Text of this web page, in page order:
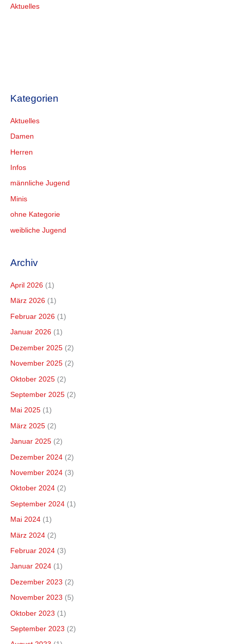
Kategorien
Aktuelles
Damen
Herren
Infos
männliche Jugend
Minis
ohne Kategorie
weibliche Jugend
Archiv
April 2026 (1)
März 2026 (1)
Februar 2026 (1)
Januar 2026 (1)
Dezember 2025 (2)
November 2025 (2)
Oktober 2025 (2)
September 2025 (2)
Mai 2025 (1)
März 2025 (2)
Januar 2025 (2)
Dezember 2024 (2)
November 2024 (3)
Oktober 2024 (2)
September 2024 (1)
Mai 2024 (1)
März 2024 (2)
Februar 2024 (3)
Januar 2024 (1)
Dezember 2023 (2)
November 2023 (5)
Oktober 2023 (1)
September 2023 (2)
Aktuelles